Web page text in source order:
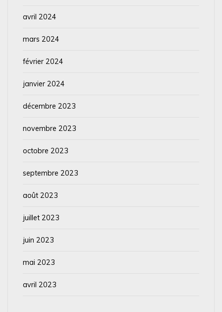
avril 2024
mars 2024
février 2024
janvier 2024
décembre 2023
novembre 2023
octobre 2023
septembre 2023
août 2023
juillet 2023
juin 2023
mai 2023
avril 2023